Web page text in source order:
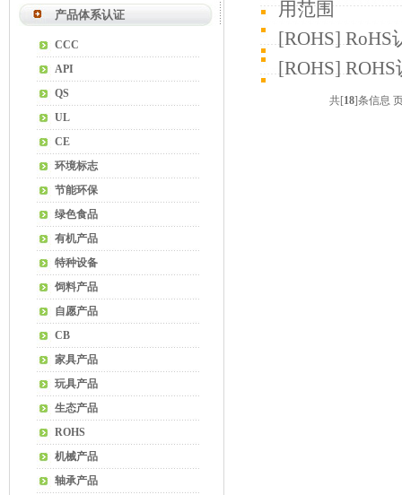
产品体系认证
CCC
API
QS
UL
CE
环境标志
节能环保
绿色食品
有机产品
特种设备
饲料产品
自愿产品
CB
家具产品
玩具产品
生态产品
ROHS
机械产品
轴承产品
用范围
[ROHS]RoHS
[ROHS]
共[18]条信息